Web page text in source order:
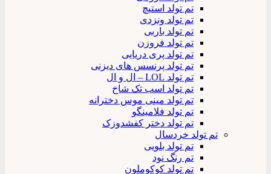
تم تولد استیچ
تم تولد ونزدی
تم تولد باربی
تم تولد فروزن
تم تولد پری دریایی
تم تولد پرنسس های دیزنی
تم تولد LOL – ال و ال
تم تولد اسب تک شاخ
تم تولد مینی موس دخترانه
تم تولد فلامینگو
تم تولد دختر کفشدوزک
تم تولد خردسال
تم تولد بلویی
تم رنگ نود
تم تولد کوکوملون